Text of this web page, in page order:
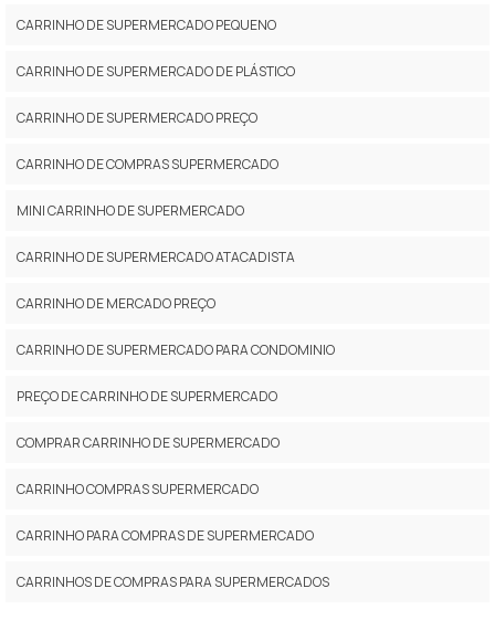
CARRINHO DE SUPERMERCADO PEQUENO
CARRINHO DE SUPERMERCADO DE PLÁSTICO
CARRINHO DE SUPERMERCADO PREÇO
CARRINHO DE COMPRAS SUPERMERCADO
MINI CARRINHO DE SUPERMERCADO
CARRINHO DE SUPERMERCADO ATACADISTA
CARRINHO DE MERCADO PREÇO
CARRINHO DE SUPERMERCADO PARA CONDOMINIO
PREÇO DE CARRINHO DE SUPERMERCADO
COMPRAR CARRINHO DE SUPERMERCADO
CARRINHO COMPRAS SUPERMERCADO
CARRINHO PARA COMPRAS DE SUPERMERCADO
CARRINHOS DE COMPRAS PARA SUPERMERCADOS